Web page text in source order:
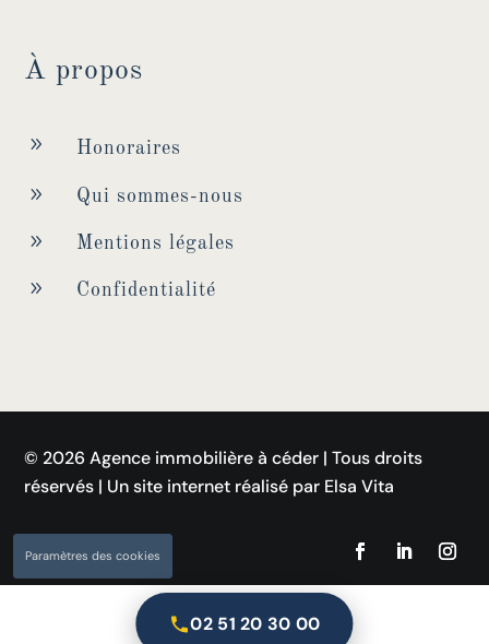
Paramètres des cookies
À propos
9 Honoraires
9 Qui sommes-nous
9 Mentions légales
9 Confidentialité
© 2026 Agence immobilière à céder | Tous droits
réservés | Un site internet réalisé par Elsa Vita
02 51 20 30 00